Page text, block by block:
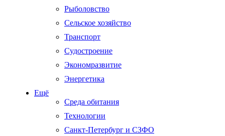
Рыболовство
Сельское хозяйство
Транспорт
Судостроение
Экономразвитие
Энергетика
Ещё
Среда обитания
Технологии
Санкт-Петербург и СЗФО